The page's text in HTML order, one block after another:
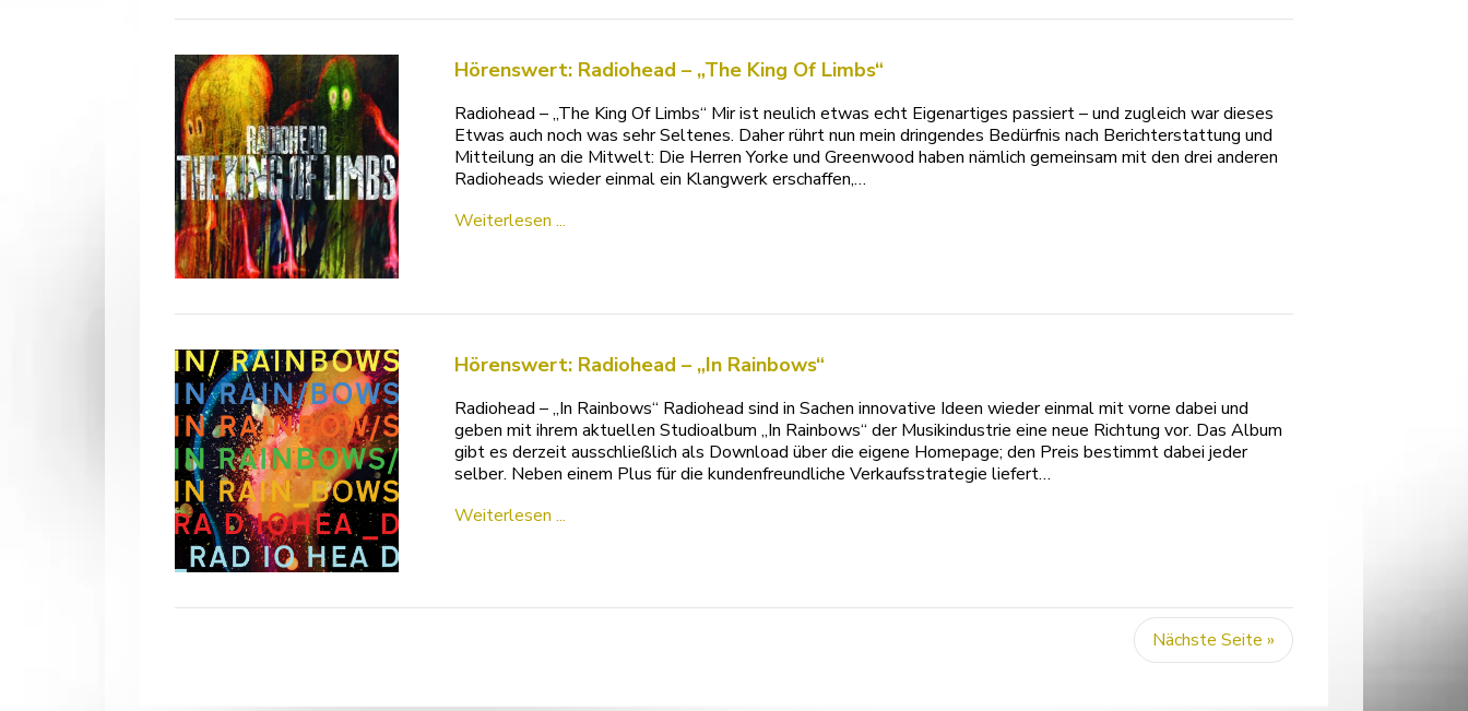
Hörenswert: Radiohead – „The King Of Limbs“
Radiohead – „The King Of Limbs“ Mir ist neulich etwas echt Eigenartiges passiert – und zugleich war dieses
Etwas auch noch was sehr Seltenes. Daher rührt nun mein dringendes Bedürfnis nach Berichterstattung und
Mitteilung an die Mitwelt: Die Herren Yorke und Greenwood haben nämlich gemeinsam mit den drei anderen
Radioheads wieder einmal ein Klangwerk erschaffen,…
Weiterlesen ...
Hörenswert: Radiohead – „In Rainbows“
Radiohead – „In Rainbows“ Radiohead sind in Sachen innovative Ideen wieder einmal mit vorne dabei und
geben mit ihrem aktuellen Studioalbum „In Rainbows“ der Musikindustrie eine neue Richtung vor. Das Album
gibt es derzeit ausschließlich als Download über die eigene Homepage; den Preis bestimmt dabei jeder
selber. Neben einem Plus für die kundenfreundliche Verkaufsstrategie liefert…
Weiterlesen ...
Nächste Seite »